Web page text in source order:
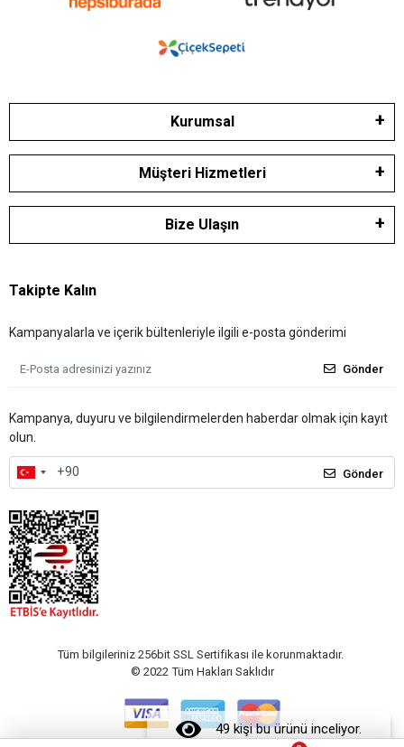
49 kişi bu ürünü inceliyor.
Kurumsal
Müşteri Hizmetleri
Bize Ulaşın
Takipte Kalın
Kampanyalarla ve içerik bültenleriyle ilgili e-posta gönderimi
Gönder
Kampanya, duyuru ve bilgilendirmelerden haberdar olmak için kayıt
olun.
Gönder
Tüm bilgileriniz 256bit SSL Sertifikası ile korunmaktadır.
© 2022 Tüm Hakları Saklıdır